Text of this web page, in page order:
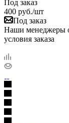
Под заказ
400 руб./шт
Под заказ
Наши менеджеры
условия заказа